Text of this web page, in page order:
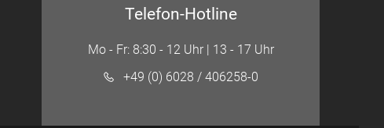
Telefon-Hotline
Mo - Fr: 8:30 - 12 Uhr | 13 - 17 Uhr
+49 (0) 6028 / 406258-0